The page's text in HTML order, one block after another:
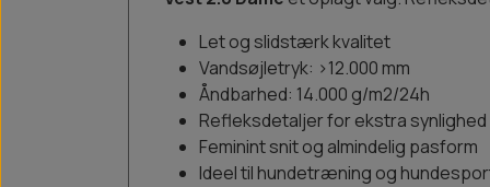
Let og slidstærk kvalitet
Vandsøjletryk: >12.000 mm
Åndbarhed: 14.000 g/m2/24h
Refleksdetaljer for ekstra synlighed
Feminint snit og almindelig pasform
Ideel til hundetræning og